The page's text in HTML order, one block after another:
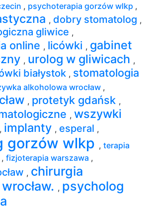
, psychoterapia gorzów wlkp ,
, dobry stomatolog ,
gliwice ,
online , licówki , gabinet
, urolog w gliwicach ,
białystok , stomatologia
alkoholowa wrocław ,
, protetyk gdańsk ,
, wszywki
, implanty , esperal ,
gorzów wlkp , terapia
, fizjoterapia warszawa ,
, chirurgia
, psycholog